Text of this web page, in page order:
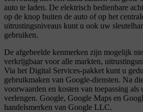
auto te laden. De elektrisch bedienbare
op de knop buiten de auto of op het
uitrustingsniveaus kunt u ook uw
gebruiken.
De afgebeelde kenmerken zijn mogelijk
verkrijgbaar voor alle markten,
Via het Digital Services-pakket kunt u
gebruikmaken van Google-diensten. Na
voorwaarden en kosten van toepassing als
verlengen. Google, Google Maps en
handelsmerken van Google LLC.